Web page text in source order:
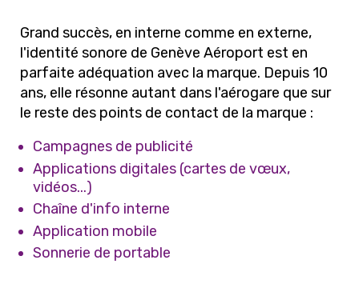
Grand succès, en interne comme en externe,
l'identité sonore de Genève Aéroport est en
parfaite adéquation avec la marque. Depuis 10
ans, elle résonne autant dans l'aérogare que sur
le reste des points de contact de la marque :
Campagnes de publicité
Applications digitales (cartes de vœux,
vidéos...)
Chaîne d'info interne
Application mobile
Sonnerie de portable